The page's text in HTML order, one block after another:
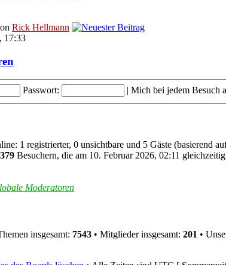
Rick Hellmann
17:33
Passwort: | Mich bei jedem Besuch
1 registrierter, 0 unsichtbare und 5 Gäste (basierend
379 Besuchern, die am 10. Februar 2026, 02:11
Moderatoren
insgesamt: 7543 • Mitglieder insgesamt: 201 •